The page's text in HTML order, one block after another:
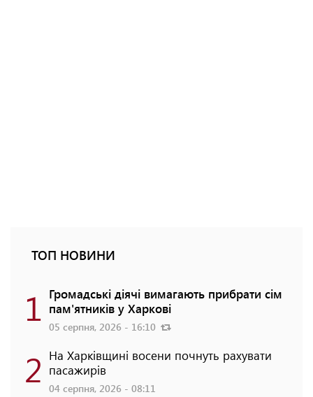
ТОП НОВИНИ
1 Громадські діячі вимагають прибрати сім
пам'ятників у Харкові
05 серпня, 2026 - 16:10
2 На Харківщині восени почнуть рахувати
пасажирів
04 серпня, 2026 - 08:11